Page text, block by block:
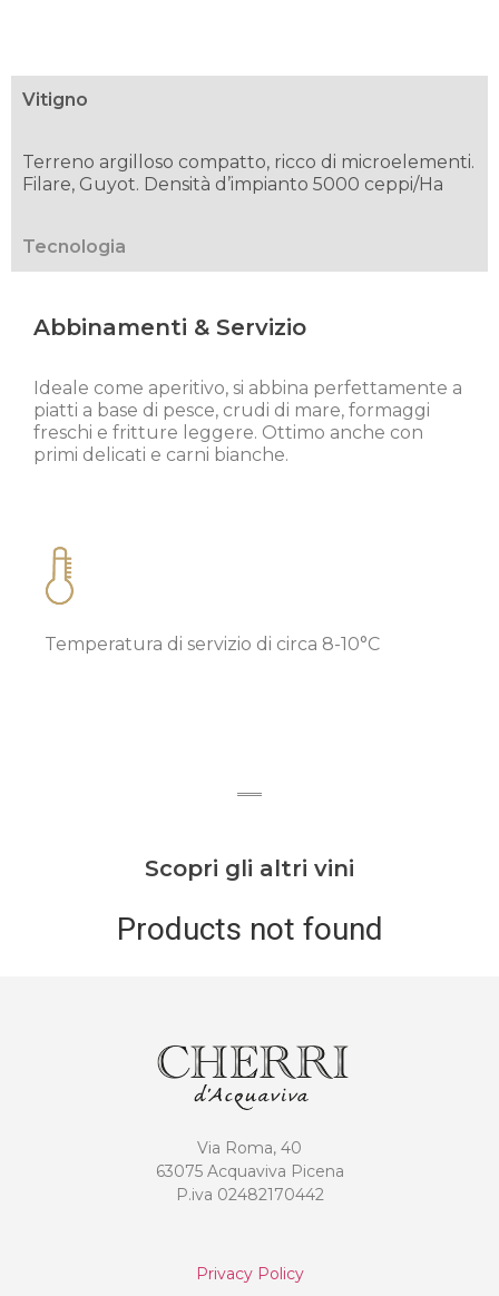
Vitigno
Terreno argilloso compatto, ricco di microelementi.
Filare, Guyot. Densità d’impianto 5000 ceppi/Ha
Tecnologia
Abbinamenti & Servizio
Ideale come aperitivo, si abbina perfettamente a
piatti a base di pesce, crudi di mare, formaggi
freschi e fritture leggere. Ottimo anche con
primi delicati e carni bianche.
Temperatura di servizio di circa 8-10°C
Scopri gli altri vini
Products not found
Via Roma, 40
63075 Acquaviva Picena
P.iva 02482170442
Privacy Policy